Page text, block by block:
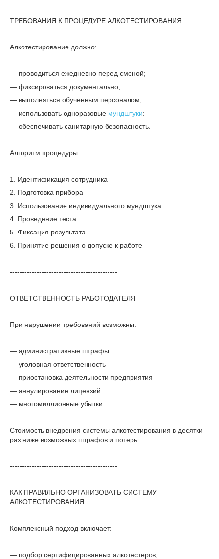
ТРЕБОВАНИЯ К ПРОЦЕДУРЕ АЛКОТЕСТИРОВАНИЯ
Алкотестирование должно:
— проводиться ежедневно перед сменой;
— фиксироваться документально;
— выполняться обученным персоналом;
— использовать одноразовые мундштуки;
— обеспечивать санитарную безопасность.
Алгоритм процедуры:
1. Идентификация сотрудника
2. Подготовка прибора
3. Использование индивидуального мундштука
4. Проведение теста
5. Фиксация результата
6. Принятие решения о допуске к работе
--------------------------------------------
ОТВЕТСТВЕННОСТЬ РАБОТОДАТЕЛЯ
При нарушении требований возможны:
— административные штрафы
— уголовная ответственность
— приостановка деятельности предприятия
— аннулирование лицензий
— многомиллионные убытки
Стоимость внедрения системы алкотестирования в десятки
раз ниже возможных штрафов и потерь.
--------------------------------------------
КАК ПРАВИЛЬНО ОРГАНИЗОВАТЬ СИСТЕМУ
АЛКОТЕСТИРОВАНИЯ
Комплексный подход включает:
— подбор сертифицированных алкотестеров;